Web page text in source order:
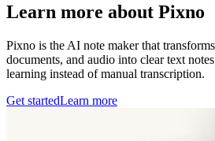
Learn more about Pixno
Pixno is the AI note maker that
documents, and audio into clear text
learning instead of manual transcription.
Get startedLearn more